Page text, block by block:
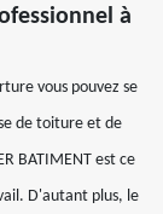
à
vous pouvez se
de toiture et de
BATIMENT est ce
D'autant plus, le